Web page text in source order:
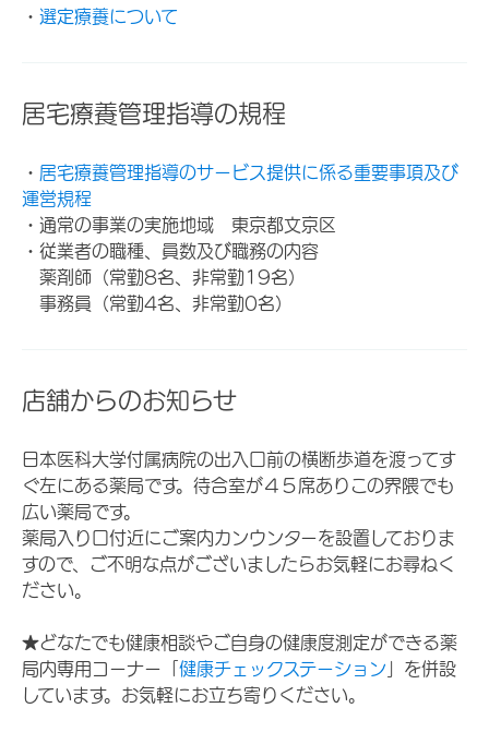
・ 選定療養について
居宅療養管理指導の規程
・ 居宅療養管理指導のサービス提供に係る重要事項及び
運営規程
・通常の事業の実施地域 東京都文京区
・従業者の職種、員数及び職務の内容
薬剤師（常勤8名、非常勤19名）
事務員（常勤4名、非常勤0名）
店舗からのお知らせ
日本医科大学付属病院の出入口前の横断歩道を渡ってす
ぐ左にある薬局です。待合室が４５席ありこの界隈でも
広い薬局です。
薬局入り口付近にご案内カンウンターを設置しておりま
すので、ご不明な点がございましたらお気軽にお尋ねく
ださい。
★どなたでも健康相談やご自身の健康度測定ができる薬
局内専用コーナー「 健康チェックステーション 」を併設
しています。お気軽にお立ち寄りください。